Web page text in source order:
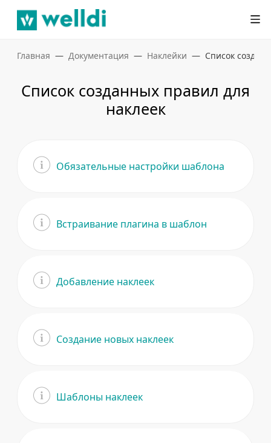
Главная Документация Наклейки Список
Список созданных правил для
наклеек
Обязательные настройки шаблона
Встраивание плагина в шаблон
Добавление наклеек
Создание новых наклеек
Шаблоны наклеек